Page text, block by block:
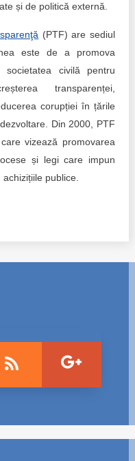
și de politică externă.
(PTF) are sediul
este de a promova
civilă pentru
transparenței,
corupției în țările
Din 2000, PTF
vizează promovarea
și legi care impun
publice.